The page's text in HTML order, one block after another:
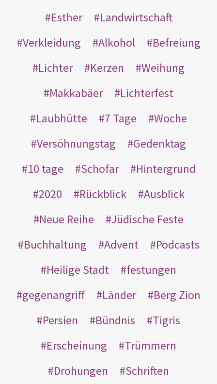
Esther
Landwirtschaft
Verkleidung
Alkohol
Befreiung
Lichter
Kerzen
Weihung
Makkabäer
Lichterfest
Laubhütte
7 Tage
Woche
Versöhnungstag
Gedenktag
10 tage
Schofar
Hintergrund
2020
Rückblick
Ausblick
Neue Reihe
Jüdische Feste
Buchhaltung
Advent
Podcasts
Heilige Stadt
festungen
gegenangriff
Länder
Berg Zion
Persien
Bündnis
Tigris
Erscheinung
Trümmern
Drohungen
Schriften